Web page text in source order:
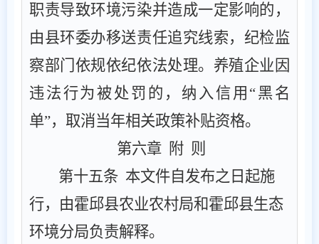
职责导致环境污染并造成一定影响的 ，
由县环委办移送责任追究线索，纪检监
察部门 依规依纪依法处理。养殖企业因
违法行为被处罚的，纳入信用 “黑名
单”，取消当年相关政策补贴资格。
第六章 附 则
第十五条 ‌ 本文件自发布之日起施
行，由霍邱县农业农村局和霍邱县生态
环境分局负责解释。